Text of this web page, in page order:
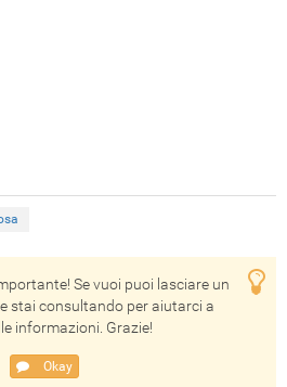
Se vuoi puoi lasciare un
stai consultando per aiutarci a
informazioni. Grazie!
Okay